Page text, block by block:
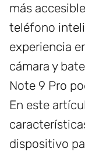
más
teléfono
experiencia
cámara y
Note 9 Pro
En este
dispositivo